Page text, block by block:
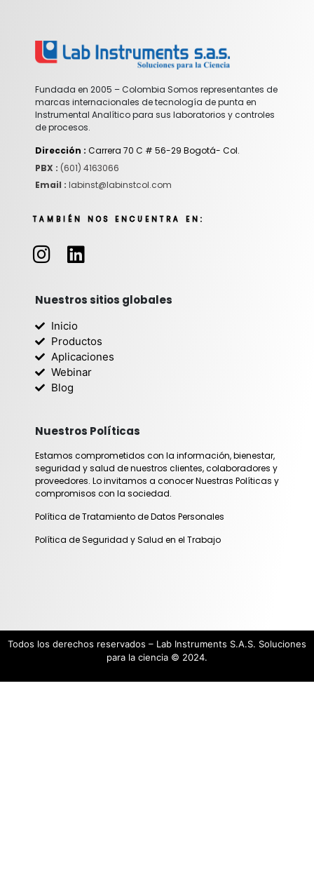
Fundada en 2005 – Colombia Somos representantes de
marcas internacionales de tecnología de punta en
Instrumental Analítico para sus laboratorios y controles
de procesos.
Dirección : Carrera 70 C # 56-29 Bogotá- Col.
PBX : (601) 4163066
Email : labinst@labinstcol.com
TAMBIÉN NOS ENCUENTRA EN:
I
n
t
a
g
r
a
L
i
k
e
d
i
n
Nuestros sitios globales
Inicio
Productos
Aplicaciones
Webinar
Blog
Nuestros Políticas
Estamos comprometidos con la información, bienestar,
seguridad y salud de nuestros clientes, colaboradores y
proveedores. Lo invitamos a conocer Nuestras Políticas y
compromisos con la sociedad.
Política de Tratamiento de Datos Personales
Política de Seguridad y Salud en el Trabajo
Todos los derechos reservados – Lab Instruments S.A.S. Soluciones
para la ciencia © 2024.